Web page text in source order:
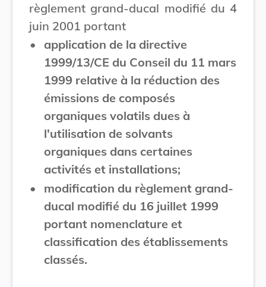
règlement grand-ducal modifié du 4
juin 2001 portant
•
application de la directive
1999/13/CE du Conseil du 11 mars
1999 relative à la réduction des
émissions de composés
organiques volatils dues à
l'utilisation de solvants
organiques dans certaines
activités et installations;
•
modification du règlement grand-
ducal modifié du 16 juillet 1999
portant nomenclature et
classification des établissements
classés.